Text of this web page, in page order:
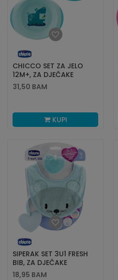
CHICCO SET ZA JELO
12M+, ZA DJEČAKE
31,50 BAM
KUPI
SIPERAK SET 3U1 FRESH
BIB, ZA DJEČAKE
18,95 BAM